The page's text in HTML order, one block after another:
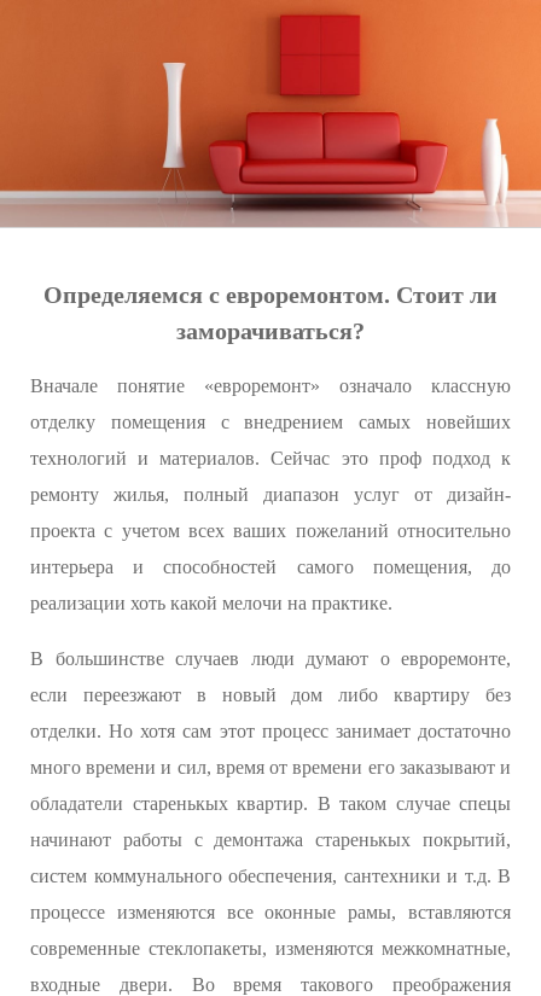
Определяемся с евроремонтом. Стоит ли
заморачиваться?
Вначале понятие «евроремонт» означало классную
отделку помещения с внедрением самых новейших
технологий и материалов. Сейчас это проф подход к
ремонту жилья, полный диапазон услуг от дизайн-
проекта с учетом всех ваших пожеланий относительно
интерьера и способностей самого помещения, до
реализации хоть какой мелочи на практике.
В большинстве случаев люди думают о евроремонте,
если переезжают в новый дом либо квартиру без
отделки. Но хотя сам этот процесс занимает достаточно
много времени и сил, время от времени его заказывают и
обладатели старенькых квартир. В таком случае спецы
начинают работы с демонтажа старенькых покрытий,
систем коммунального обеспечения, сантехники и т.д. В
процессе изменяются все оконные рамы, вставляются
современные стеклопакеты, изменяются межкомнатные,
входные двери. Во время такового преображения